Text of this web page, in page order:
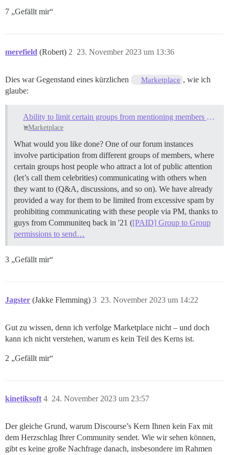
7 „Gefällt mir“
merefield (Robert) 23. November 2023 um 13:36
2
Dies war Gegenstand eines kürzlichen Marketplace , wie ich
glaube:
Ability to limit certain groups from mentioning members of other groups
Marketplace
What would you like done? One of our forum instances
involve participation from different groups of members, where
certain groups host people who attract a lot of public attention
(let’s call them celebrities) communicating with others when
they want to (Q&A, discussions, and so on). We have already
provided a way for them to be limited from excessive spam by
prohibiting communicating with these people via PM, thanks to
guys from Communiteq back in '21 ([PAID] Group to Group
permissions to send…
3 „Gefällt mir“
Jagster (Jakke Flemming) 23. November 2023 um 14:22
3
Gut zu wissen, denn ich verfolge Marketplace nicht – und doch
kann ich nicht verstehen, warum es kein Teil des Kerns ist.
2 „Gefällt mir“
kinetiksoft 24. November 2023 um 23:57
4
Der gleiche Grund, warum Discourse’s Kern Ihnen kein Fax mit
dem Herzschlag Ihrer Community sendet. Wie wir sehen können,
gibt es keine große Nachfrage danach, insbesondere im Rahmen